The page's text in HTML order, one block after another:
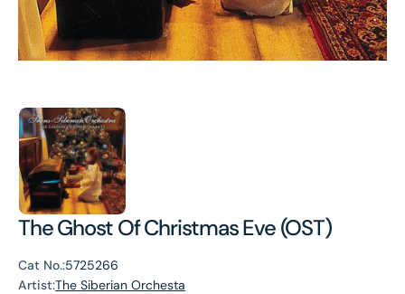
The Ghost Of Christmas Eve (OST)
Cat No.:5725266
Artist:The Siberian Orchesta